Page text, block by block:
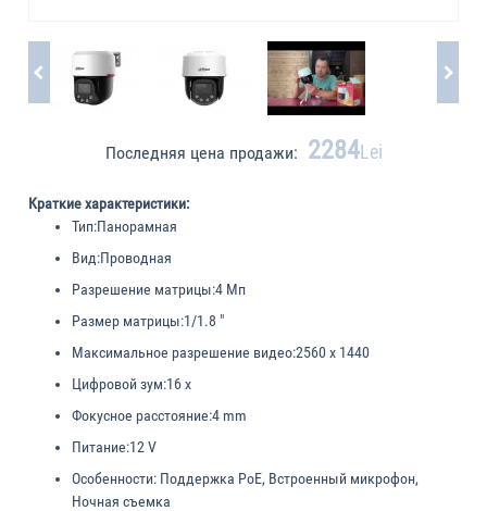
Последняя цена продажи: 2284Lei
Краткие характеристики:
Тип:Панорамная
Вид:Проводная
Разрешение матрицы:4 Мп
Размер матрицы:1/1.8 "
Максимальное разрешение видео:2560 x 1440
Цифровой зум:16 x
Фокусное расстояние:4 mm
Питание:12 V
Особенности: Поддержка PoE, Встроенный микрофон,
Ночная съемка